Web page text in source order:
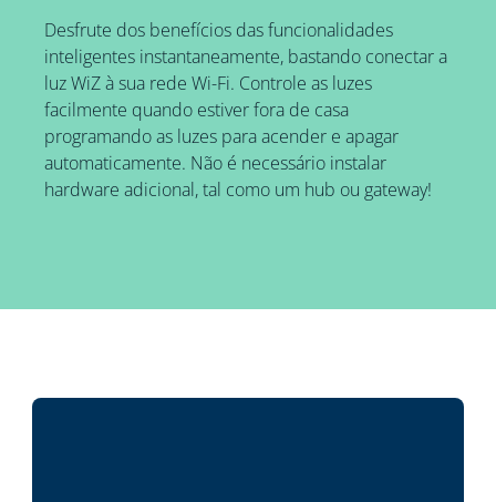
Desfrute dos benefícios das funcionalidades
inteligentes instantaneamente, bastando conectar a
luz WiZ à sua rede Wi-Fi. Controle as luzes
facilmente quando estiver fora de casa
programando as luzes para acender e apagar
automaticamente. Não é necessário instalar
hardware adicional, tal como um hub ou gateway!